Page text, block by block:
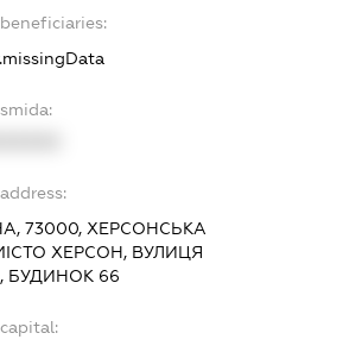
73000, ХЕРСОНСЬКА
ХЕРСОН, ВУЛИЦЯ
БУДИНОК 66